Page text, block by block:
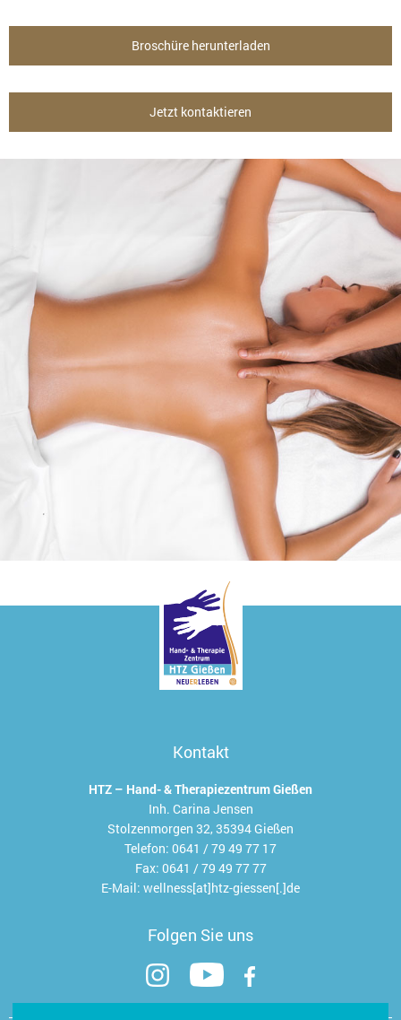
Broschüre herunterladen
Jetzt kontaktieren
Kontakt
HTZ – Hand- & Therapiezentrum Gießen
Inh. Carina Jensen
Stolzenmorgen 32, 35394 Gießen
Telefon: 0641 / 79 49 77 17
Fax: 0641 / 79 49 77 77
E-Mail: wellness[at]htz-giessen[.]de
Folgen Sie uns